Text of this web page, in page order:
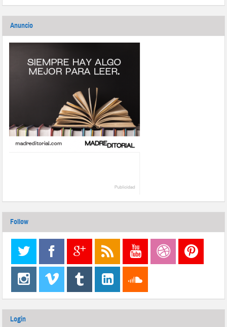
Anuncio
Follow
Login